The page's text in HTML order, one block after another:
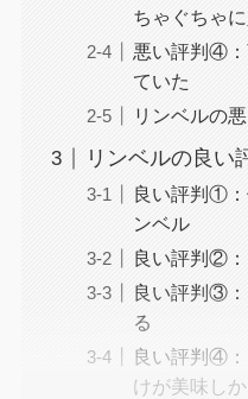
ちゃぐちゃ
悪い評判④：
ていた
リンベルの
リンベルの良い
良い評判①：
ンベル
良い評判②：
良い評判③
る
良い評判④
けが美味し